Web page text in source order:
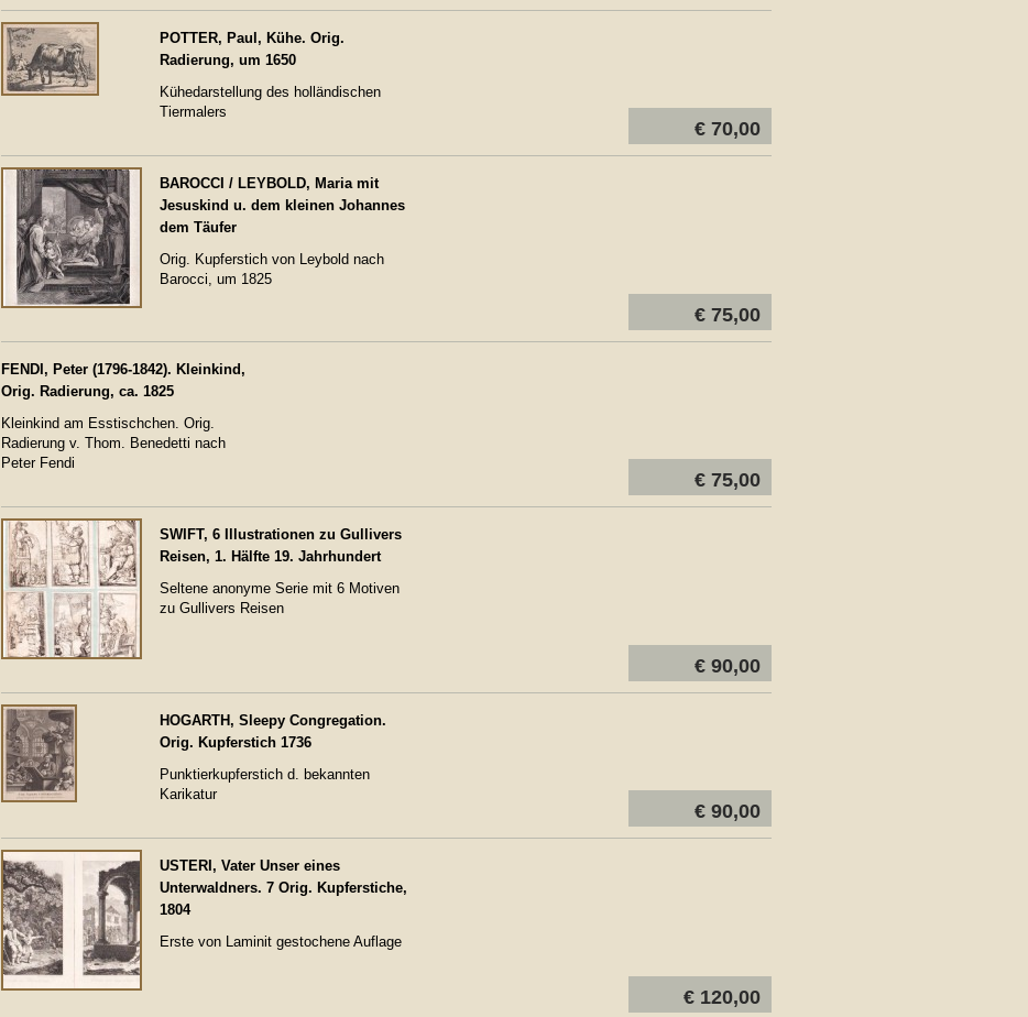
POTTER, Paul, Kühe. Orig.
Radierung, um 1650
Kühedarstellung des holländischen
Tiermalers
€ 70,00
BAROCCI / LEYBOLD, Maria mit
Jesuskind u. dem kleinen Johannes
dem Täufer
Orig. Kupferstich von Leybold nach
Barocci, um 1825
€ 75,00
FENDI, Peter (1796-1842). Kleinkind,
Orig. Radierung, ca. 1825
Kleinkind am Esstischchen. Orig.
Radierung v. Thom. Benedetti nach
Peter Fendi
€ 75,00
SWIFT, 6 Illustrationen zu Gullivers
Reisen, 1. Hälfte 19. Jahrhundert
Seltene anonyme Serie mit 6 Motiven
zu Gullivers Reisen
€ 90,00
HOGARTH, Sleepy Congregation.
Orig. Kupferstich 1736
Punktierkupferstich d. bekannten
Karikatur
€ 90,00
USTERI, Vater Unser eines
Unterwaldners. 7 Orig. Kupferstiche,
1804
Erste von Laminit gestochene Auflage
€ 120,00